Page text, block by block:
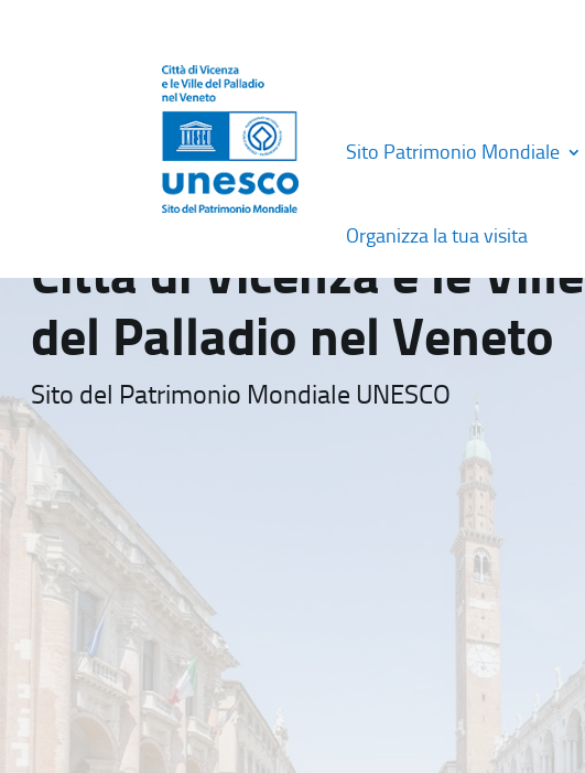
Sito Patrimonio Mondiale
Organizza la tua visita
Città di Vicenza e le Ville
del Palladio nel Veneto
Sito del Patrimonio Mondiale UNESCO